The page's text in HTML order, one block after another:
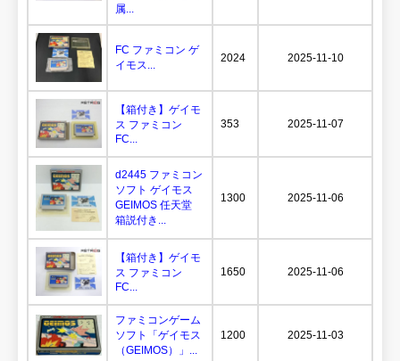
属...
FC ファミコン ゲ
イモス...
2024 2025-11-10
【箱付き】ゲイモ
ス ファミコン
FC...
353 2025-11-07
d2445 ファミコン
ソフト ゲイモス
GEIMOS 任天堂
箱説付き...
1300 2025-11-06
【箱付き】ゲイモ
ス ファミコン
FC...
1650 2025-11-06
ファミコンゲーム
ソフト「ゲイモス
（GEIMOS）」...
1200 2025-11-03